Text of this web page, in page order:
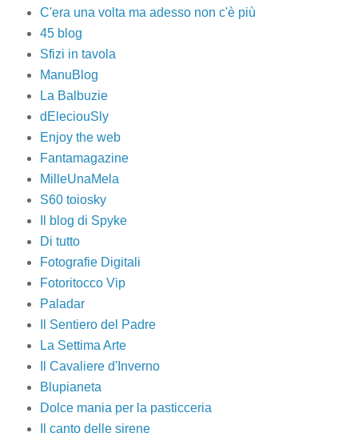
C'era una volta ma adesso non c'è più
45 blog
Sfizi in tavola
ManuBlog
La Balbuzie
dEleciouSly
Enjoy the web
Fantamagazine
MilleUnaMela
S60 toiosky
Il blog di Spyke
Di tutto
Fotografie Digitali
Fotoritocco Vip
Paladar
Il Sentiero del Padre
La Settima Arte
Il Cavaliere d'Inverno
Blupianeta
Dolce mania per la pasticceria
Il canto delle sirene